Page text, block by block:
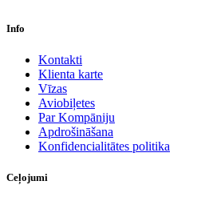
Info
Kontakti
Klienta karte
Vīzas
Aviobiļetes
Par Kompāniju
Apdrošināšana
Konfidencialitātes politika
Ceļojumi